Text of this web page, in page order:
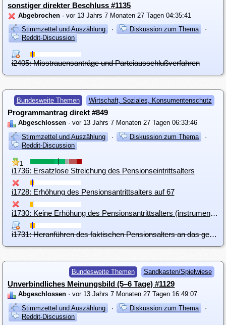
sonstiger direkter Beschluss #1135
Abgebrochen · vor 13 Jahrs 7 Monaten 27 Tagen 04:35:41
Stimmzettel und Auszählung
· Diskussion zum Thema
·
Reddit-Discussion
i2405: Misstrauensanträge und Parteiausschlußverfahren
Bundesweite Themen Wirtschaft, Soziales, Konsumentenschutz
Programmantrag direkt #849
Abgeschlossen · vor 13 Jahrs 7 Monaten 27 Tagen 06:33:46
Stimmzettel und Auszählung
· Diskussion zum Thema
·
Reddit-Discussion
1
i1736: Ersatzlose Streichung des Pensionseintrittsalters
i1728: Erhöhung des Pensionsantrittsalters auf 67
i1730: Keine Erhöhung des Pensionsantrittsalters (instrumentalisierte Zukunftsangst & Demografie Lüge)
i1731: Heranführen des faktischen Pensionsalters an das gesetzliche Pensionsalter
Bundesweite Themen Sandkasten/Spielwiese
Unverbindliches Meinungsbild (5–6 Tage) #1129
Abgeschlossen · vor 13 Jahrs 7 Monaten 27 Tagen 16:49:07
Stimmzettel und Auszählung
· Diskussion zum Thema
·
Reddit-Discussion